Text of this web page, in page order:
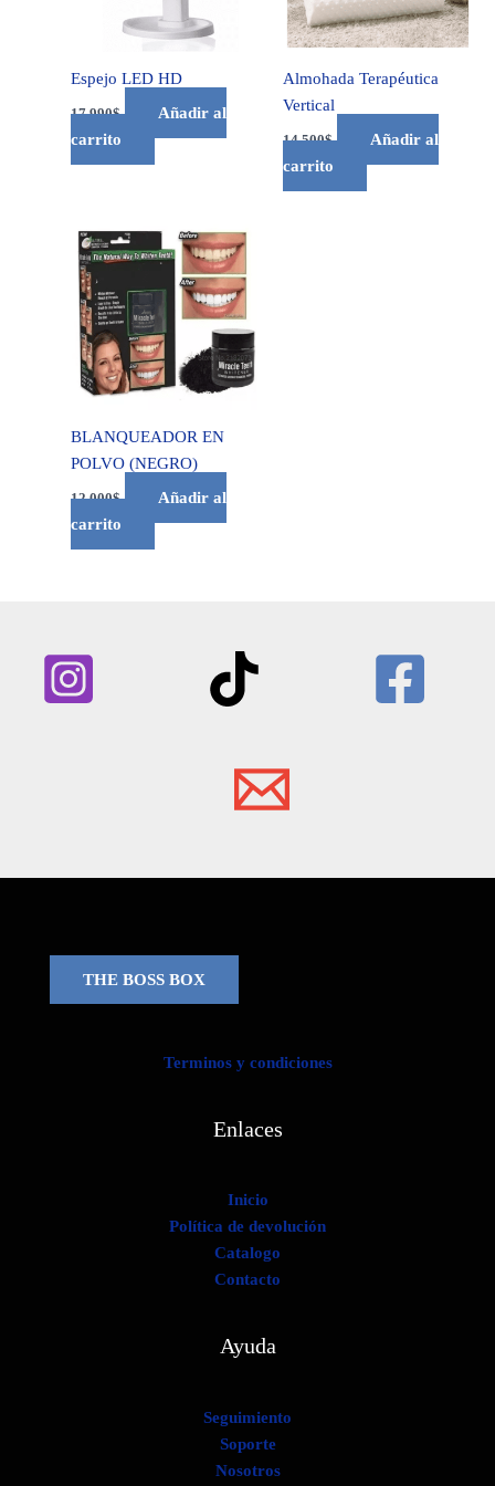
Espejo LED HD
17.990$
Añadir al
carrito
Almohada Terapéutica
Vertical
14.500$
Añadir al
carrito
BLANQUEADOR EN
POLVO (NEGRO)
12.000$
Añadir al
carrito
THE BOSS BOX
Terminos y condiciones
Enlaces
Inicio
Política de devolución
Catalogo
Contacto
Ayuda
Seguimiento
Soporte
Nosotros